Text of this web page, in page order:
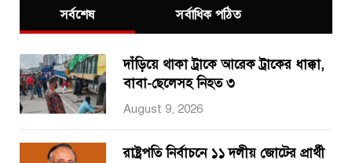
সর্বশেষ সর্বাধিক পঠিত
দাঁড়িয়ে থাকা ট্রাকে আরেক ট্রাকের ধাক্কা,
বাবা-ছেলেসহ নিহত ৩
August 9, 2026
রাষ্ট্রপতি নির্বাচনে ১১ দলীয় জোটের প্রার্থী